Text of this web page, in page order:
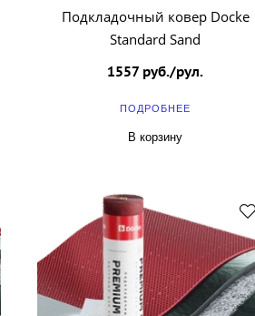
Подкладочный ковер Docke
Standard Sand
1557 руб./рул.
ПОДРОБНЕЕ
В корзину